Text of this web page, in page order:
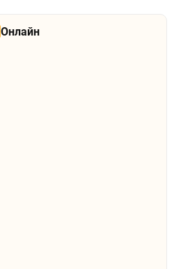
Онлайн